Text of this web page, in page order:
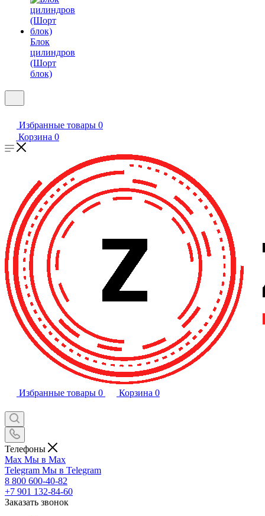
Блок
цилиндров
(Шорт
блок)
Избранные товары 0
Корзина 0
Избранные товары 0 Корзина 0
Телефоны
Max Мы в Max
Telegram Мы в Telegram
8 800 600-40-82
+7 901 132-84-60
Заказать звонок